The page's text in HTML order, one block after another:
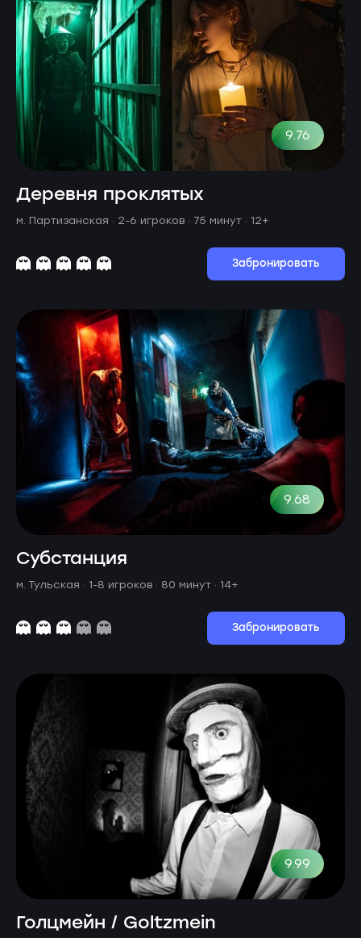
9.76
Деревня проклятых
м. Партизанская · 2-6 игроков · 75 минут · 12+
Забронировать
9.68
Субстанция
м. Тульская · 1-8 игроков · 80 минут · 14+
Забронировать
9.99
Голцмейн / Goltzmein